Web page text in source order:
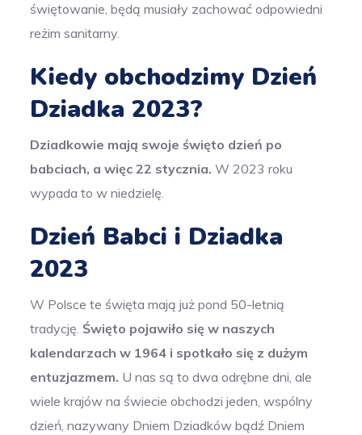
świętowanie, będą musiały zachować odpowiedni
reżim sanitarny.
Kiedy obchodzimy Dzień
Dziadka 2023?
Dziadkowie mają swoje święto dzień po
babciach, a więc 22 stycznia. W 2023 roku
wypada to w niedzielę.
Dzień Babci i Dziadka
2023
W Polsce te święta mają już pond 50-letnią
tradycję. Święto pojawiło się w naszych
kalendarzach w 1964 i spotkało się z dużym
entuzjazmem. U nas są to dwa odrębne dni, ale
wiele krajów na świecie obchodzi jeden, wspólny
dzień, nazywany Dniem Dziadków bądź Dniem